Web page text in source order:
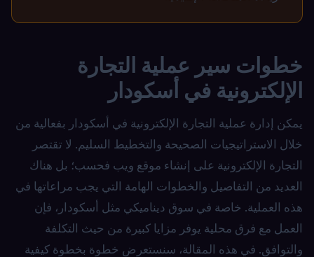
خطوات سير عملية التجارة
الإلكترونية في أسكودار
يمكن إدارة عملية التجارة الإلكترونية في أسكودار بفعالية من
خلال الاستراتيجيات الصحيحة والتخطيط السليم. لا تقتصر
التجارة الإلكترونية على إنشاء موقع ويب فحسب؛ بل هناك
العديد من التفاصيل والخطوات الهامة التي يجب مراعاتها في
هذه العملية. خاصة في سوق ديناميكي مثل أسكودار، فإن
العمل مع فرق محلية يوفر مزايا كبيرة من حيث التكلفة
والتوافق. في هذه المقالة، سنستعرض خطوة بخطوة كيفية